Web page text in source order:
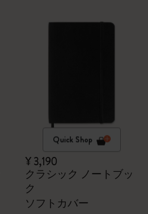
Quick Shop
¥ 3,190
クラシック ノートブッ
ク
ソフトカバー